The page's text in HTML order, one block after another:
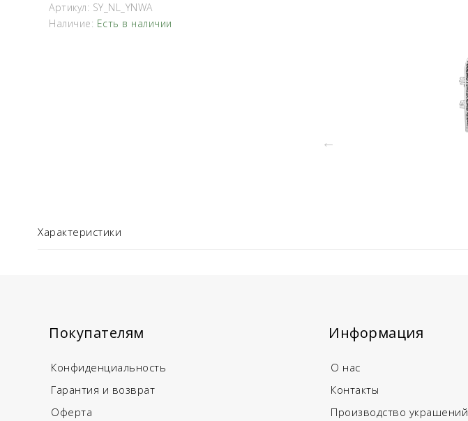
Артикул: SY_NL_YNWA
Наличие: Есть в наличии
Характеристики
Покупателям
Конфиденциальность
Гарантия и возврат
Оферта
Информация
О нас
Контакты
Производство украшений